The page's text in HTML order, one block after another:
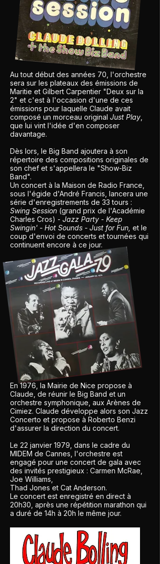
Au tout début des années 70, l'orchestre
sera sur les plateaux des émissions de
Maritie et Gilbert Carpentier "Deux sur la
2" et c'est à l'occasion d'une de ces
émissions pour laquelle Claude avait
composé un morceau original Just Play
que lui vint l'idée d'en composer
davantage.
Dès lors, le Big Band ajoutera à son
répertoire des compositions originales de
son chef et s'appellera le "Show-Biz
Band".
Un concert à la Maison de Radio France,
sous l'égide d'André Francis, lancera une
série d'enregistrements de 33 tours :
Swing Session (grand prix de l'Académie
Charles Cros) - Jazz Party - Keep
Swingin' - Hot Sounds - Just for Fun, et le
coup d'envoi de concerts et tournées qui
continuent encore à ce jour.
En 1976, la Mairie de Nice propose à
Claude, de réunir le Big Band et un
orchestre symphonique, aux Arènes de
Cimiez. Claude développe alors son Jazz
Concerto et propose à Roberto Benzi
d'assurer la direction du concert.
Le 22 janvier 1979, dans le cadre du
MIDEM de Cannes, l'orchestre est
engagé pour une concert de gala avec
des invités prestigieux : Carmen McRae,
Joe Williams,
Thad Jones et Cat Anderson.
Le concert est enregistré en direct à
20h30, après une répétition marathon qui
a duré de 14h à 20h le même jour.